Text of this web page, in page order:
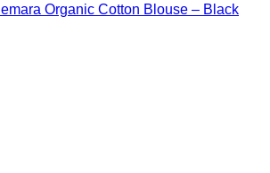
Organic Cotton Blouse – Black